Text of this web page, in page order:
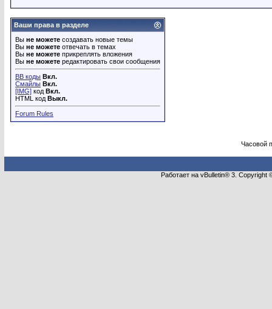
Ваши права в разделе
Вы не можете создавать новые темы
Вы не можете отвечать в темах
Вы не можете прикреплять вложения
Вы не можете редактировать свои сообщения
BB коды Вкл.
Смайлы Вкл.
[IMG] код Вкл.
HTML код Выкл.
Forum Rules
Часовой
Работает на vBulletin® 3.